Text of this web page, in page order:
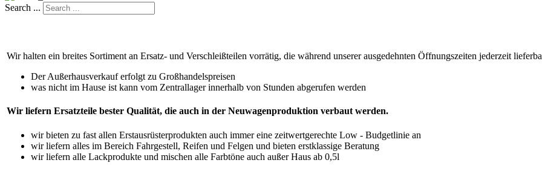
Search ...
Wir halten ein breites Sortiment an Ersatz- und Verschleißteilen vorrätig, die während unserer ausgedehnten Öffnungszeiten jederzeit
Der Außerhausverkauf erfolgt zu Großhandelspreisen
was nicht im Hause ist kann vom Zentrallager innerhalb von Stunden abgerufen werden
Wir liefern Ersatzteile bester Qualität, die auch in der Neuwagenproduktion verbaut werden.
wir bieten zu fast allen Erstausrüsterprodukten auch immer eine zeitwertgerechte Low - Budgetlinie an
wir liefern alles im Bereich Fahrgestell, Reifen und Felgen und bieten erstklassige Beratung
wir liefern alle Lackprodukte und mischen alle Farbtöne auch außer Haus ab 0,5l